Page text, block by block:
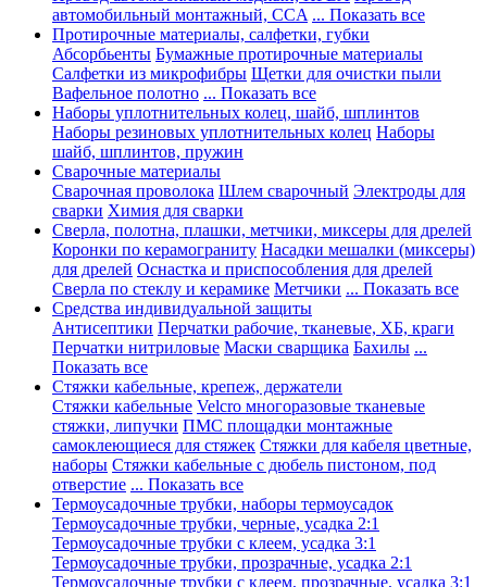
автомобильный монтажный, CCA ... Показать все
Протирочные материалы, салфетки, губки
Абсорбьенты Бумажные протирочные материалы
Салфетки из микрофибры Щетки для очистки пыли
Вафельное полотно ... Показать все
Наборы уплотнительных колец, шайб, шплинтов
Наборы резиновых уплотнительных колец Наборы
шайб, шплинтов, пружин
Сварочные материалы
Сварочная проволока Шлем сварочный Электроды для
сварки Химия для сварки
Сверла, полотна, плашки, метчики, миксеры для дрелей
Коронки по керамограниту Насадки мешалки (миксеры)
для дрелей Оснастка и приспособления для дрелей
Сверла по стеклу и керамике Метчики ... Показать все
Средства индивидуальной защиты
Антисептики Перчатки рабочие, тканевые, ХБ, краги
Перчатки нитриловые Маски сварщика Бахилы ...
Показать все
Стяжки кабельные, крепеж, держатели
Стяжки кабельные Velcro многоразовые тканевые
стяжки, липучки ПМС площадки монтажные
самоклеющиеся для стяжек Стяжки для кабеля цветные,
наборы Стяжки кабельные с дюбель пистоном, под
отверстие ... Показать все
Термоусадочные трубки, наборы термоусадок
Термоусадочные трубки, черные, усадка 2:1
Термоусадочные трубки с клеем, усадка 3:1
Термоусадочные трубки, прозрачные, усадка 2:1
Термоусадочные трубки с клеем, прозрачные, усадка 3:1